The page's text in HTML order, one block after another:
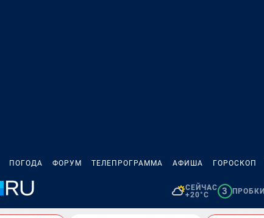
ПОГОДА ФОРУМ ТЕЛЕПРОГРАММА АФИША ГОРОСКОП
СЕЙЧАС
+20°C
3 ПРОБКИ